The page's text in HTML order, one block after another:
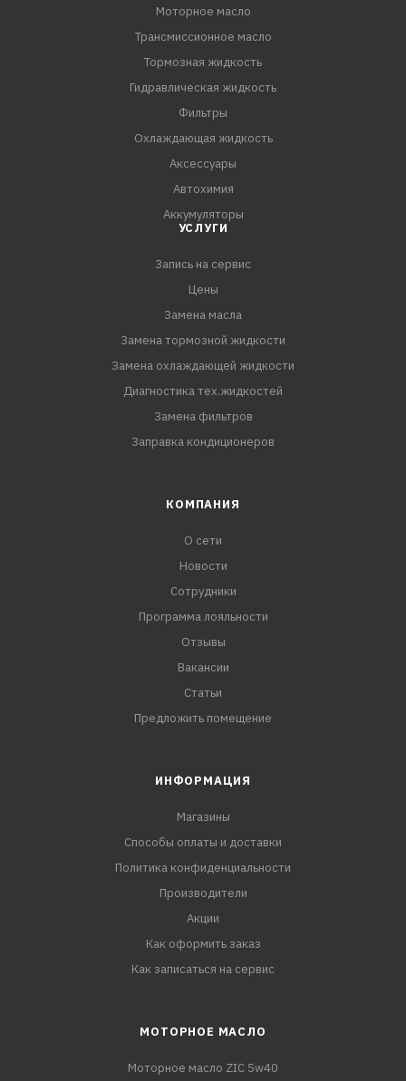
Предназначено для применения в
высокофорсированных бензиновых и дизельных
двигателях легковых автомобилей и лёгких
более ранних спецификаций) и соответствующего
класса вязкости SAE 5W-30.
Моторное масло
Трансмиссионное масло
Тормозная жидкость
Гидравлическая жидкость
Фильтры
Охлаждающая жидкость
Аксессуары
Автохимия
Аккумуляторы
УСЛУГИ
Запись на сервис
Цены
Замена масла
Замена тормозной жидкости
Замена охлаждающей жидкости
Диагностика тех.жидкостей
Замена фильтров
Заправка кондиционеров
КОМПАНИЯ
О сети
Новости
Сотрудники
Программа лояльности
Отзывы
Вакансии
Статьи
Предложить помещение
ИНФОРМАЦИЯ
Магазины
Способы оплаты и доставки
Политика конфиденциальности
Производители
Акции
Как оформить заказ
Как записаться на сервис
МОТОРНОЕ МАСЛО
Моторное масло ZIC 5w40